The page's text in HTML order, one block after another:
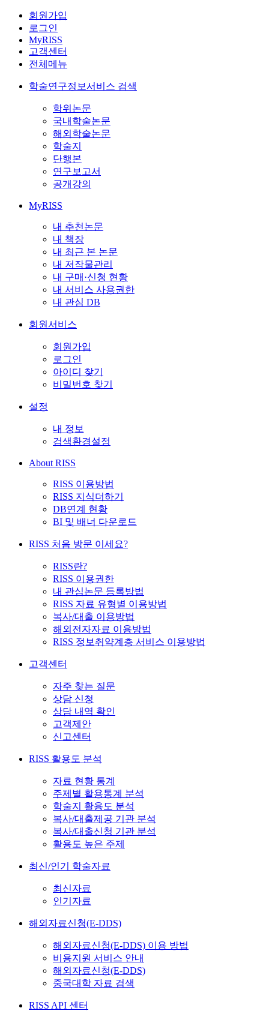
회원가입
로그인
MyRISS
고객센터
전체메뉴
학술연구정보서비스 검색
학위논문
국내학술논문
해외학술논문
학술지
단행본
연구보고서
공개강의
MyRISS
내 추천논문
내 책장
내 최근 본 논문
내 저작물관리
내 구매·신청 현황
내 서비스 사용권한
내 관심 DB
회원서비스
회원가입
로그인
아이디 찾기
비밀번호 찾기
설정
내 정보
검색환경설정
About RISS
RISS 이용방법
RISS 지식더하기
DB연계 현황
BI 및 배너 다운로드
RISS 처음 방문 이세요?
RISS란?
RISS 이용권한
내 관심논문 등록방법
RISS 자료 유형별 이용방법
복사/대출 이용방법
해외전자자료 이용방법
RISS 정보취약계층 서비스 이용방법
고객센터
자주 찾는 질문
상담 신청
상담 내역 확인
고객제안
신고센터
RISS 활용도 분석
자료 현황 통계
주제별 활용통계 분석
학술지 활용도 분석
복사/대출제공 기관 분석
복사/대출신청 기관 분석
활용도 높은 주제
최신/인기 학술자료
최신자료
인기자료
해외자료신청(E-DDS)
해외자료신청(E-DDS) 이용 방법
비용지원 서비스 안내
해외자료신청(E-DDS)
중국대학 자료 검색
RISS API 센터